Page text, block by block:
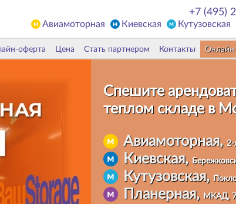
+7 (495)
Авиамоторная Киевская Кутузовская
оферта Цена Стать партнером Контакты
Спешите
теплом складев
Авиамоторная, 2-
Киевская,
Кутузовская,
Планерная, МКАД,